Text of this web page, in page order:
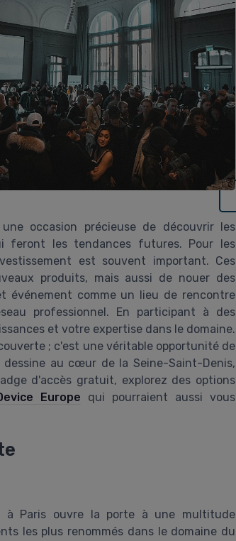
occasion précieuse de découvrir les
feront les tendances futures. Pour les
est souvent important. Ces
produits, mais aussi de nouer des
événement comme un lieu de rencontre
professionnel. En participant à des
et votre expertise dans le domaine.
; c'est une véritable opportunité de
au cœur de la Seine-Saint-Denis,
d'accès gratuit, explorez des options
Europe qui pourraient aussi vous
à Paris ouvre la porte à une multitude
les plus renommés dans le domaine du